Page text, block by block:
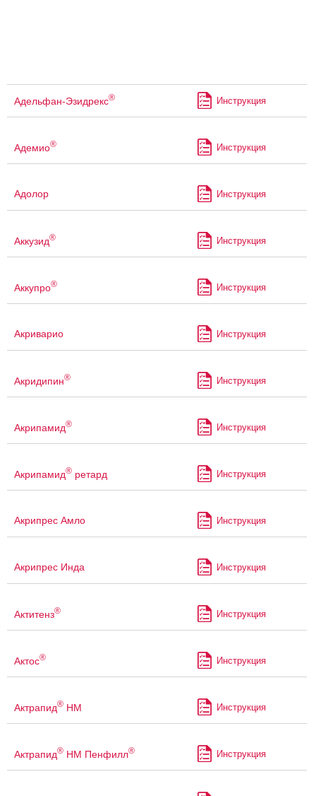
Адельфан-Эзидрекс® Инструкция
Адемио® Инструкция
Адолор Инструкция
Аккузид® Инструкция
Аккупро® Инструкция
Акриварио Инструкция
Акридипин® Инструкция
Акрипамид® Инструкция
Акрипамид® ретард Инструкция
Акрипрес Амло Инструкция
Акрипрес Инда Инструкция
Актитенз® Инструкция
Актос® Инструкция
Актрапид® НМ Инструкция
Актрапид® НМ Пенфилл® Инструкция